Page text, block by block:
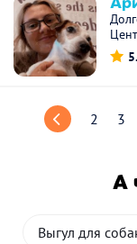
2 3
А
Выгул для